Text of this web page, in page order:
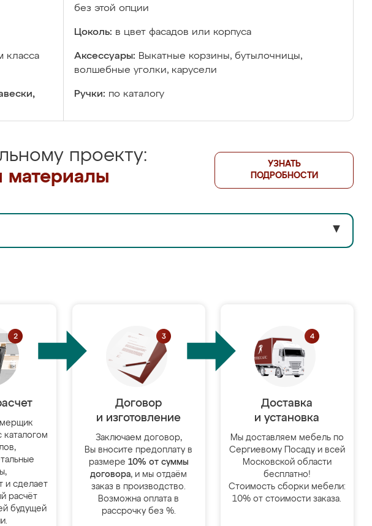
без этой опции
Цоколь: в цвет фасадов или корпуса
класса
Аксессуары: Выкатные корзины, бутылочницы,
волшебные уголки, карусели
Ручки: по каталогу
проекту:
материалы
УЗНАТЬ
ПОДРОБНОСТИ
▼
каталогом
и сделает
расчёт
будущей
Договор
и изготовление
Заключаем договор,
Вы вносите предоплату в
размере 10% от суммы
договора, и мы отдаём
заказ в производство.
Возможна оплата в
рассрочку без %.
Доставка
и установка
Мы доставляем мебель по
Сергиевому Посаду и всей
Московской области
бесплатно!
Стоимость сборки мебели:
10% от стоимости заказа.